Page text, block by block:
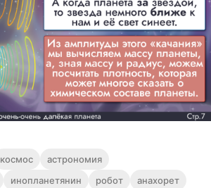
космос
астрономия
инопланетянин робот анахорет